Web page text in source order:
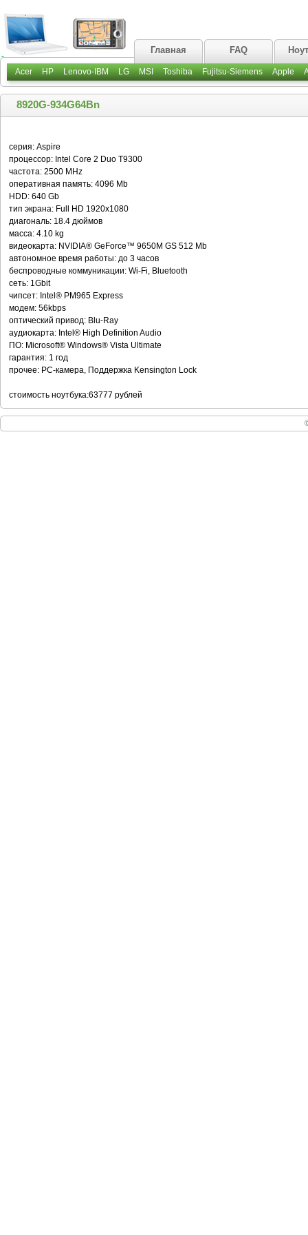
Главная FAQ
Acer HP Lenovo-IBM LG MSI Toshiba Fujitsu-Siemens Apple
8920G-934G64Bn
серия: Aspire
процессор: Intel Core 2 Duo T9300
частота: 2500 MHz
оперативная память: 4096 Mb
HDD: 640 Gb
тип экрана: Full HD 1920x1080
диагональ: 18.4 дюймов
масса: 4.10 kg
видеокарта: NVIDIA® GeForce™ 9650M GS 512 Mb
автономное время работы: до 3 часов
беспроводные коммуникации: Wi-Fi, Bluetooth
сеть: 1Gbit
чипсет: Intel® PM965 Express
модем: 56kbps
оптический привод: Blu-Ray
аудиокарта: Intel® High Definition Audio
ПО: Microsoft® Windows® Vista Ultimate
гарантия: 1 год
прочее: PC-камера, Поддержка Kensington Lock
стоимость ноутбука:63777 рублей